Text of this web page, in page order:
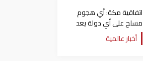
اتفاقية مكة: أي هجوم
مسلح على أي دولة يعد
هجوما على الدول الثلاث
جميعا
أخبار عالمية